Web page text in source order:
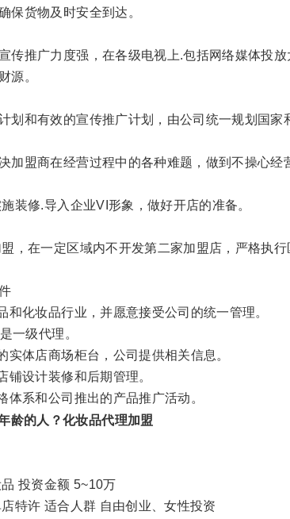
保货物及时安全到达。
传推广力度强，在各级电视上.包括网络媒体投
源。
划和有效的宣传推广计划，由公司统一规划国家
加盟商在经营过程中的各种难题，做到不操心经
装修.导入企业VI形象，做好开店的准备。
，在一定区域内不开发第二家加盟店，严格执
和化妆品行业，并愿意接受公司的统一管理。
一级代理。
实体店商场柜台，公司提供相关信息。
铺设计装修和后期管理。
系和公司推出的产品推广活动。
龄的人？化妆品代理加盟
投资金额 5~10万
特许 适合人群 自由创业、女性投资